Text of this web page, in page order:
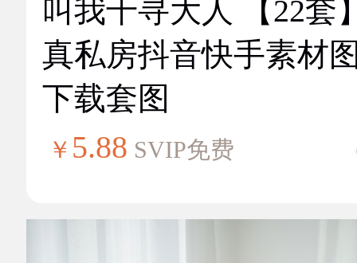
叫我千寻大人 【22套
真私房抖音快手素材
下载套图
￥ 5.88 SVIP免费